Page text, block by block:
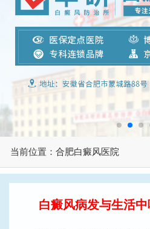
当前位置：合肥白癜风医院
白癜风病发与生活